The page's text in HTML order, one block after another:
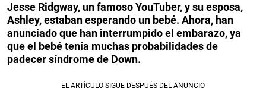
Jesse Ridgway, un famoso YouTuber, y su esposa,
Ashley, estaban esperando un bebé. Ahora, han
anunciado que han interrumpido el embarazo, ya
que el bebé tenía muchas probabilidades de
padecer síndrome de Down.